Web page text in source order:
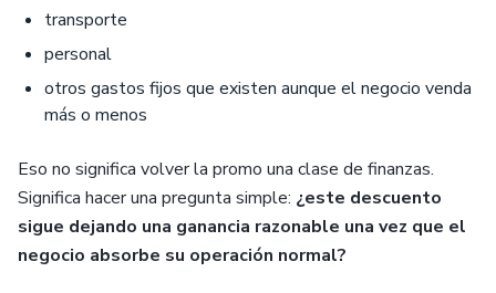
transporte
personal
otros gastos fijos que existen aunque el negocio venda
más o menos
Eso no significa volver la promo una clase de finanzas.
Significa hacer una pregunta simple: ¿este descuento
sigue dejando una ganancia razonable una vez que el
negocio absorbe su operación normal?